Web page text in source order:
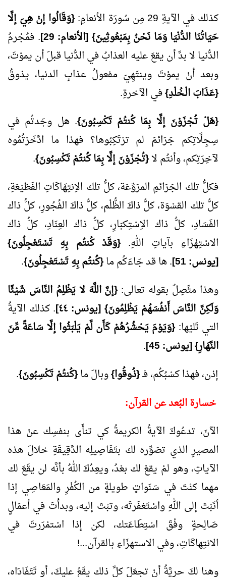
كذلك في الآيةِ 29 مِن سُورَة الأنعامِ:
{وَقَالُوا إنْ هِيَ إلَّا
حَيَاتُنَا الدُّنْيَا وَمَا نَحْنُ بِمَبْعُوثِينَ} [الأنعام: 29
]. فمُجْرمُ
الدُّنيا لا بدَّ أن يقعَ عليه العذابُ في الدُّنيا قبلَ أن يموْتَ،
وبعد أنْ يموْتَ وينتَهِيَ مفعولُ عذابِ الدنيا، يذوقُ
{عَذَابَ الْـخُلْدِ}في الآخرةِ.
{هَلْ تُجْزَوْنَ إلَّا بِمَا كُنتُمْ تَكْسِبُونَ}. هل وجَدتُم في
سِجِلَّاتِكم جَرَائمَ لم ترْتَكِبُوها؟ فهذا ما ادَّخَرْتُمُوه
لآخِرَتِكم، وأنتُم لا{تُجْزَوْنَ إلَّا بِمَا كُنتُمْ تَكْسِبُونَ}.
فكلُّ تلك الجَرَائمِ المرَوِّعَة، كلُّ تلك الاِنتِهَاكَاتِ الفَظيْعَةِ،
كلُّ تلك القسْوَة، كلُّ ذاكَ الظُّلْم، كلُّ ذاكَ الفُجُورِ، كلُّ ذاك
الفَسَادِ، كلُّ ذاك الاِسْتِكبَارِ، كلُّ ذاك العِنَادِ، كلُّ ذاك
الاسْتِهْزَاءِ بآياتِ اللهِ.{وَقَدْ كُنتُم بِهِ تَسْتَعْجِلُونَ}
[يونس:51
]. ها قد جَاءَكُم ما{كُنتُم بِهِ تَسْتَعْجِلُونَ}.
وهذا متَّصِلٌ بقوله تعالى:{إنَّ اللَّهَ لا يَظْلِمُ النَّاسَ شَيْئًا
وَلَكِنَّ النَّاسَ أَنفُسَهُمْ يَظْلِمُونَ} [يونس: ٤٤]
. كذلك الآيةُ
التي تَليْها:{وَيَوْمَ يَحْشُرُهُمْ كَأَن لَّمْ يَلْبَثُوا إلَّا سَاعَةً مِّنَ
النَّهَارِ} [يونس:45
]
.
إذن، فهذا كسْبُكُم، فـ{ذُوقُوا}وبالَ ما{كُنتُمْ تَكْسِبُونَ}.
خسارة البُعد عن القرآن:
الآنَ، تدعُوكَ الآيةُ الكريمةُ كي تنأَى بنفسِك عنْ هذا
المصيرِ الذي تصَوِّره لك بتَفَاصِيلِه الدَّقِيقَةِ خلالَ هذه
الآياتِ، وهو لمْ يقعْ لك بعْدُ، ويعِدُكَ اللهُ بأنَّه لن يقَعَ لك
مهما كنْتَ في سَنَواتٍ طويلةٍ من الكُفْرِ والمَعَاصِي إذا
أنَبْتَ إلى اللهِ واسْتَغفَرتَه، وتبْتَ إليه، وبدأْتَ في أعمَالٍ
صَالِحةٍ وفْقَ اسْتِطَاعَتك، لكن إذا اسْتمْرَرتَ في
الانتِهاكَاتِ، وفي الاستهزَاءِ بالقرآن...!
وهنا لكَ حريَّةُ أنْ تجعَلَ كلَّ ذلك يقَعُ عليكَ، أو تَتَفَادَاه،